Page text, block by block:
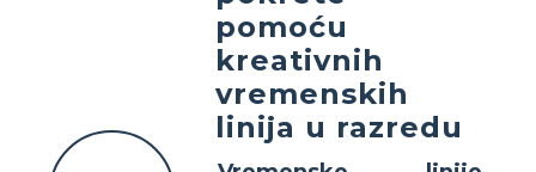
pomoću
kreativnih
vremenskih
linija u razredu